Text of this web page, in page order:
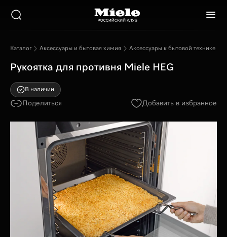
Каталог Аксессуары и бытовая химия Аксессуары к бытовой технике
Рукоятка для противня Miele HEG
В наличии
Поделиться Добавить в избранное